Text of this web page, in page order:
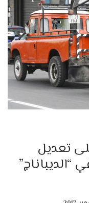
تعديل
“الديباناج”